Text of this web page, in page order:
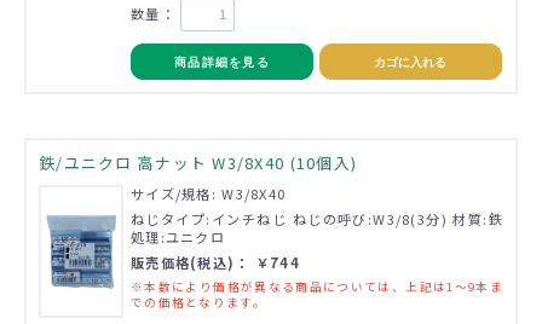
数量：
商品詳細を見る カゴに入れる
鉄/ユニクロ 高ナット W3/8X40 (10個入)
サイズ/規格: W3/8X40
ねじタイプ:インチねじ ねじの呼び:W3/8(3分) 材質:鉄
処理:ユニクロ
販売価格(税込)： ￥744
※本数により価格が異なる商品については、上記は1～9本ま
での価格となります。